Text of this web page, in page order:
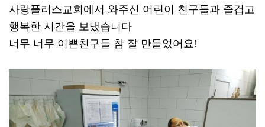
사랑플러스교회에서 와주신 어린이 친구들과 즐겁고
행복한 시간을 보냈습니다
너무 너무 이쁜친구들 참 잘 만들었어요!